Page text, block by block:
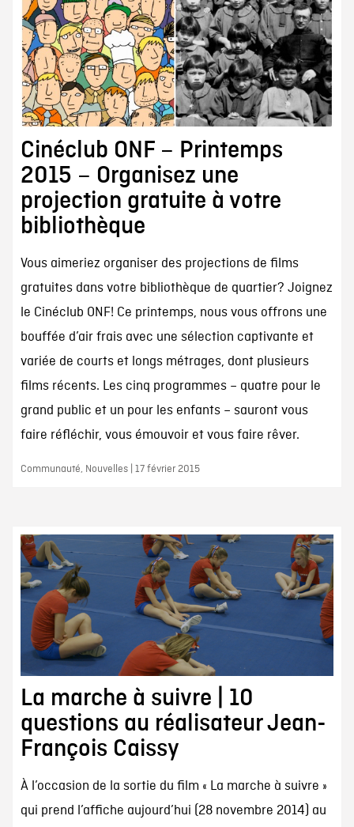
Cinéclub ONF – Printemps
2015 – Organisez une
projection gratuite à votre
bibliothèque
Vous aimeriez organiser des projections de films
gratuites dans votre bibliothèque de quartier? Joignez
le Cinéclub ONF! Ce printemps, nous vous offrons une
bouffée d’air frais avec une sélection captivante et
variée de courts et longs métrages, dont plusieurs
films récents. Les cinq programmes – quatre pour le
grand public et un pour les enfants – sauront vous
faire réfléchir, vous émouvoir et vous faire rêver.
Communauté, Nouvelles | 17 février 2015
La marche à suivre | 10
questions au réalisateur Jean-
François Caissy
À l’occasion de la sortie du film « La marche à suivre »
qui prend l’affiche aujourd’hui (28 novembre 2014) au